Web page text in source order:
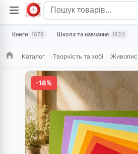
Книги 1678 Школа та навчання 1820
ГоловнаКаталог Творчість та хобі Живопис
-18%